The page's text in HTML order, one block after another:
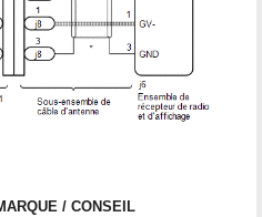
/ CONSEIL